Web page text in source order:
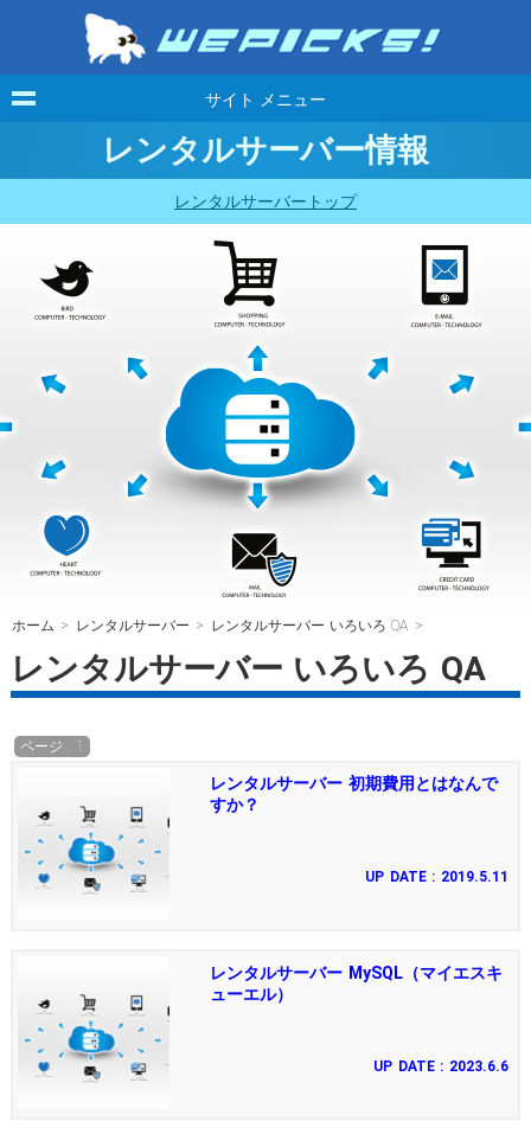
サイト メニュー
レンタルサーバー情報
レンタルサーバートップ
ホーム > レンタルサーバー > レンタルサーバー いろいろ QA >
レンタルサーバー いろいろ QA
ページ : 1
レンタルサーバー 初期費用とはなんで
すか？
UP DATE : 2019.5.11
レンタルサーバー MySQL（マイエスキ
ューエル）
UP DATE : 2023.6.6